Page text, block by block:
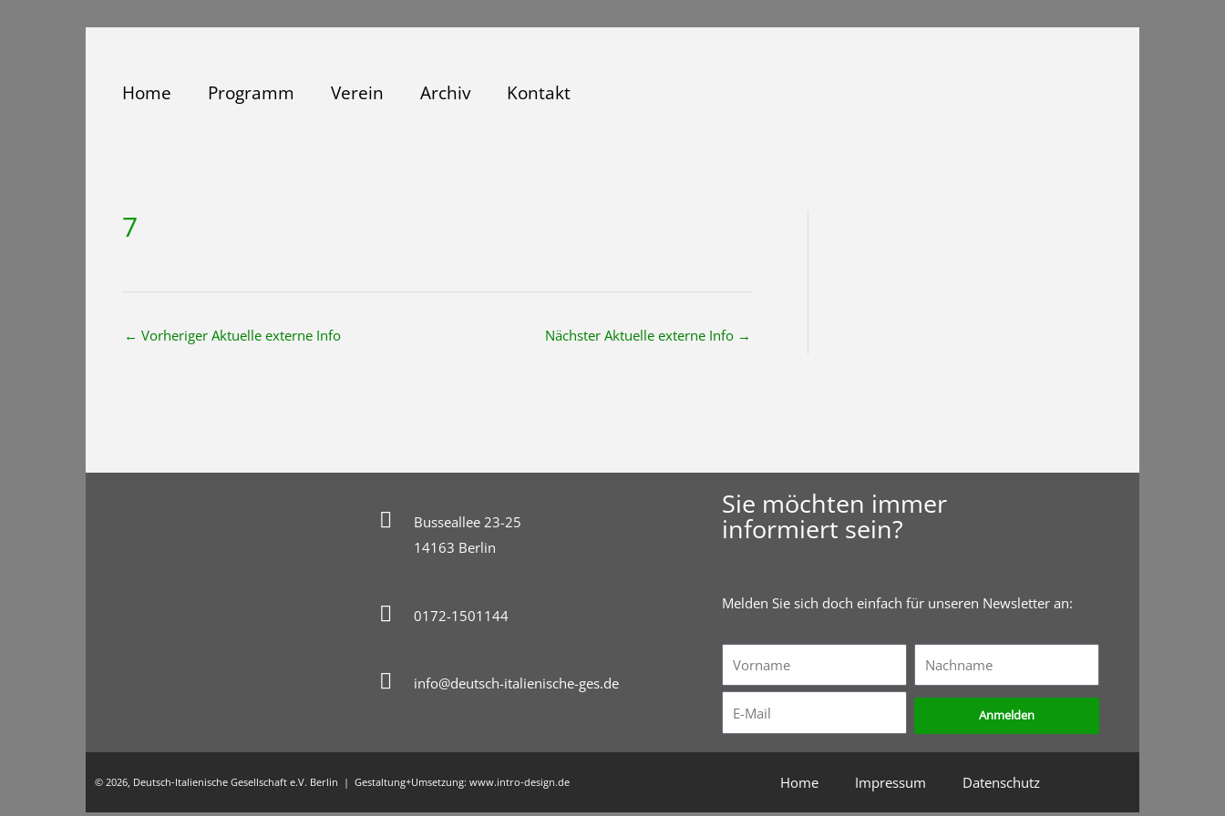
Home Programm Verein Archiv Kontakt
7
← Vorheriger Aktuelle externe Info Nächster Aktuelle externe Info →
Busseallee 23-25
14163 Berlin
0172-1501144
info@deutsch-italienische-ges.de
Sie möchten immer
informiert sein?
Melden Sie sich doch einfach für unseren Newsletter an:
Nachname
Mail
Anmelden
© 2026, Deutsch-Italienische Gesellschaft e.V. Berlin | Gestaltung+Umsetzung:www.intro-design.de Home Impressum Datenschutz